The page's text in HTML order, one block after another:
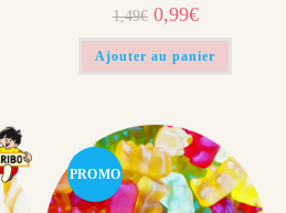
1,49€ Le
prix
initial
était :
1,49€.
0,99€Le
prix
actuel
est :
0,99€.
Ajouter au panier
PROMO